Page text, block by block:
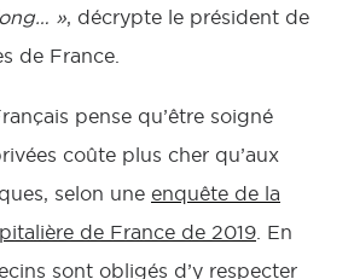
», décrypte le président de
de France.
pense qu’être soigné
coûte plus cher qu’aux
selon une enquête de la
de France de 2019 . En
sont obligés d’y respecter